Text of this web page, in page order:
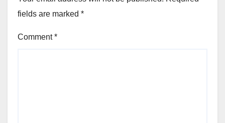
fields are marked *
Comment*